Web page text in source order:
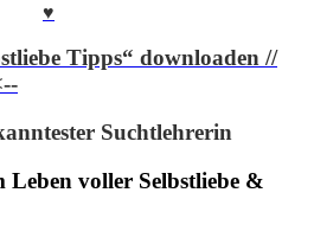
♥
Tipps“ downloaden //
Suchtlehrerin
voller Selbstliebe &